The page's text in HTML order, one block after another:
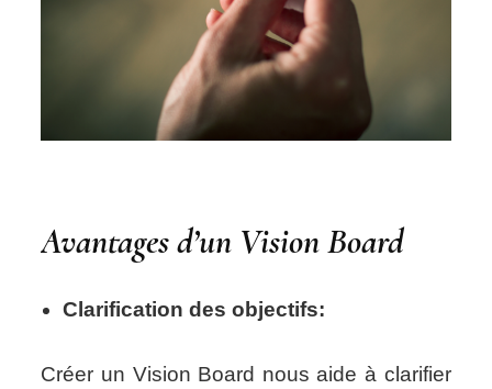
Avantages d’un Vision Board
Clarification des objectifs:
Créer un Vision Board nous aide à clarifier